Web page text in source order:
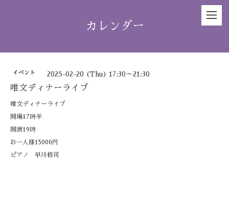
カレンダー
イベント 2025-02-20 (Thu) 17:30～21:30
唯文ディナーライブ
唯文ディナーライブ
開場17時半
開演19時
お一人様15000円
ピアノ 早川修司